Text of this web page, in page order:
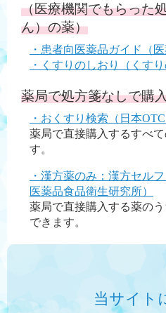
（医療機関でもらった
ん）の薬）
・患者向医薬品ガイド（
・くすりのしおり（くす
薬局で処方箋なしで購
・おくすり検索（日本
薬局で直接購入するすべ
す。
・漢方薬のみ：漢方セル
医薬品食品衛生研究所）
薬局で直接購入する薬の
できます。
当サイト